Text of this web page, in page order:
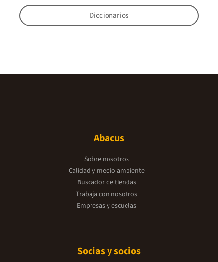
Diccionarios
Abacus
Sobre nosotros
Calidad y medio ambiente
Buscador de tiendas
Trabaja con nosotros
Empresas y escuelas
Socias y socios